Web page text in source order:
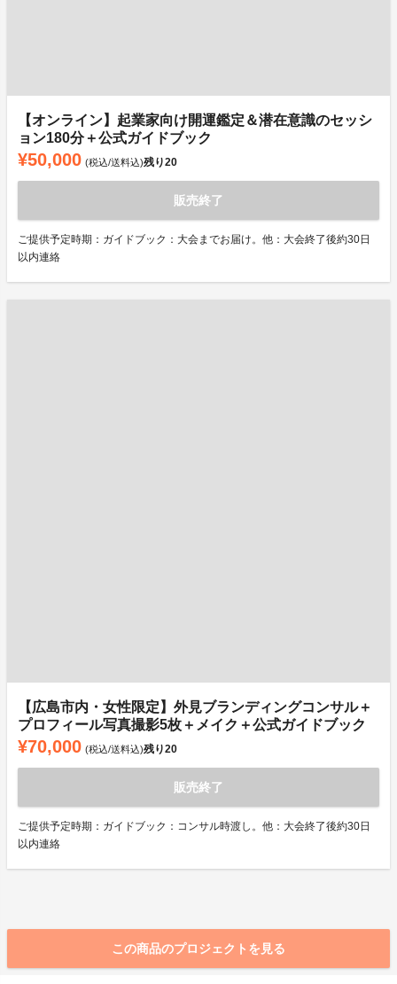
【オンライン】起業家向け開運鑑定＆潜在意識のセッシ
ョン180分＋公式ガイドブック
¥50,000 (税込/送料込)残り20
販売終了
ご提供予定時期：ガイドブック：大会までお届け。他：大会終了後約30日
以内連絡
【広島市内・女性限定】外見ブランディングコンサル＋
プロフィール写真撮影5枚＋メイク＋公式ガイドブック
¥70,000 (税込/送料込)残り20
販売終了
ご提供予定時期：ガイドブック：コンサル時渡し。他：大会終了後約30日
以内連絡
この商品のプロジェクトを見る